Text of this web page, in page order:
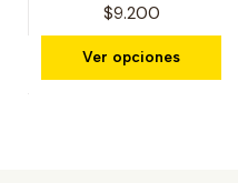
$9.200
Ver opciones